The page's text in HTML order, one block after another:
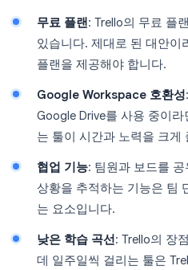
무료 플랜: Trello의 무료 플
있습니다. 제대로 된 대안이
플랜을 제공해야 합니다.
Google Workspace 호환성
Google Drive를 사용 중이
는 툴이 시간과 노력을 크게
협업 기능: 팀원과 보드를
상황을 추적하는 기능은 팀
는 요소입니다.
낮은 학습 곡선: Trello의 장
데 일주일씩 걸리는 툴은